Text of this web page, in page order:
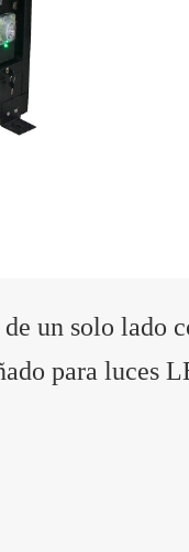
un solo lado
para luces